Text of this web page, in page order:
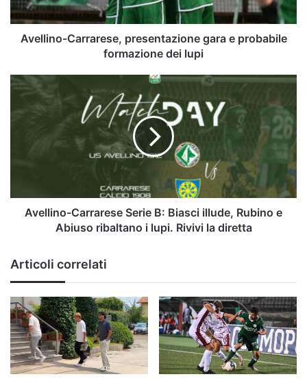
dei
lupi
Avellino-Carrarese, presentazione gara e probabile
formazione dei lupi
Avellino-
Carrarese
Serie
Abiuso
ribaltano
la
diretta
Avellino-Carrarese Serie B: Biasci illude, Rubino e
Abiuso ribaltano i lupi. Rivivi la diretta
Articoli correlati